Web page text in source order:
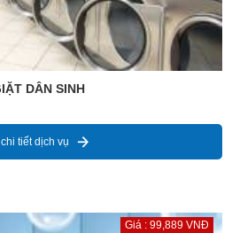
DÂN SINH
tiết dịch vụ
Giá : 99,889 VNĐ